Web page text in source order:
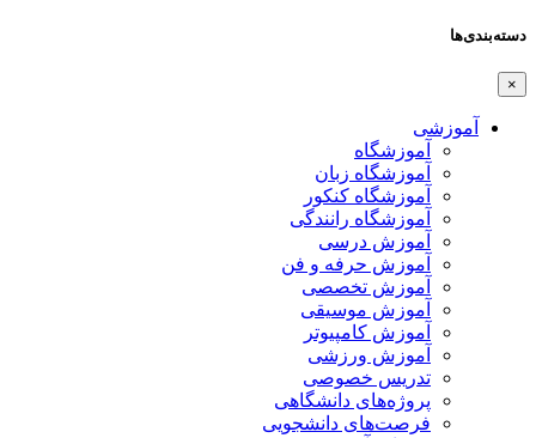
دسته‌بندی‌ها
×
آموزشی
آموزشگاه
آموزشگاه زبان
آموزشگاه کنکور
آموزشگاه رانندگی
آموزش درسی
آموزش حرفه و فن
آموزش تخصصی
آموزش موسیقی
آموزش کامپیوتر
آموزش ورزشی
تدریس خصوصی
پروژه‌های دانشگاهی
فرصت‌های دانشجویی